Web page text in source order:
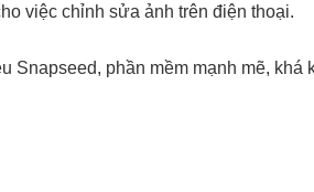
việc chỉnh sửa ảnh trên điện thoại.
Snapseed, phần mềm mạnh mẽ, khá